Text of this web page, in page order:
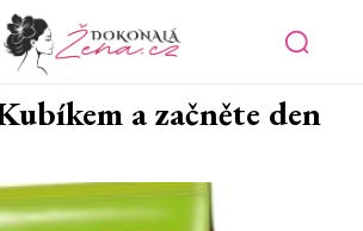
a začněte den